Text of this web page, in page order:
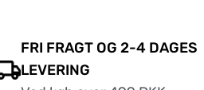
FRI FRAGT OG 2-4 DAGES
LEVERING